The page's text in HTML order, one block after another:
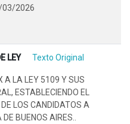
03/2026
LEY Texto Original
A LA LEY 5109 Y SUS
ESTABLECIENDO EL
LOS CANDIDATOS A
BUENOS AIRES..